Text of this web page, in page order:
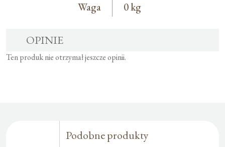
Waga 0 kg
OPINIE
Ten produk nie otrzymał jeszcze opinii.
Podobne produkty